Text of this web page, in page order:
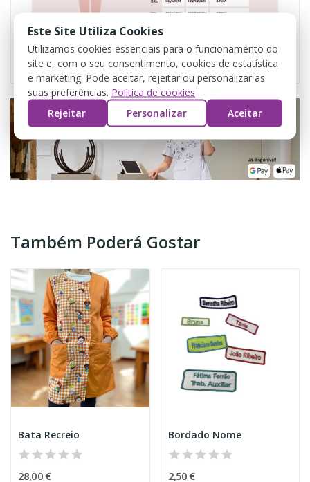
Também Poderá Gostar
Bata Recreio
28,00 €
Bordado Nome
2,50 €
Este Site Utiliza Cookies
Utilizamos cookies essenciais para o funcionamento do
site e, com o seu consentimento, cookies de estatística
e marketing. Pode aceitar, rejeitar ou personalizar as
suas preferências. Política de cookies
Rejeitar
Personalizar Aceitar